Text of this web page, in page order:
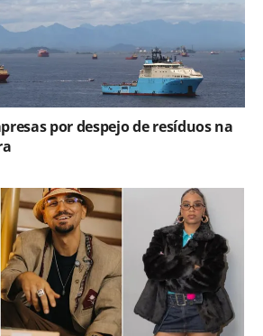
por despejo de resíduos na